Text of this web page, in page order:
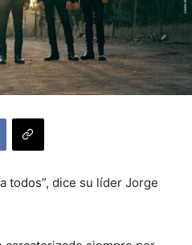
todos”, dice su líder Jorge